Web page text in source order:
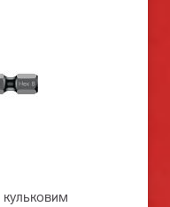
кульковим